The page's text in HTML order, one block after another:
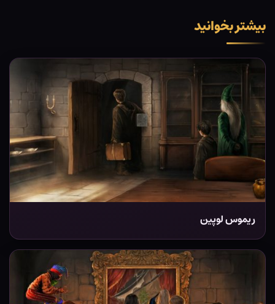
بیشتر بخوانید
ریموس لوپین